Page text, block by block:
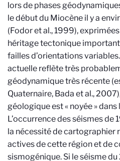
lors de phases
le début du Miocène il y a
(Fodor et al., 1999),
héritage tectonique
failles d’orientations
actuelle reflète très
géodynamique très récente
Quaternaire, Bada et al.,
géologique est « noyée »
L’occurrence des séismes
la nécessité de cartographier
actives de cette région et de
sismogénique. Si le séisme